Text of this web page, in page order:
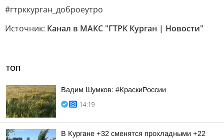
#гтрккурган_доброеутро
Источник: Канал в МАКС "ГТРК Курган | Новости"
ТОП
Вадим Шумков: #КраскиРоссии
14:19
В Кургане +32 сменятся прохладными +22